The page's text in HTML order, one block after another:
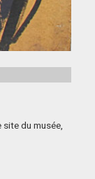
site du musée,